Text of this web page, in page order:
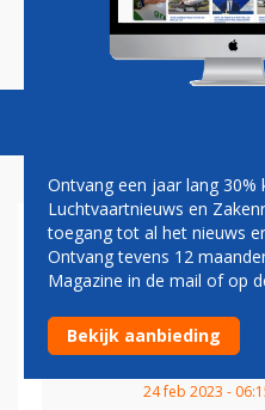
Magazine
TECHNOLOGIE
Boeing
Dreamliner
24 feb 2023 -
Ontvang een jaar lang
Luchtvaartnieuws en
toegang tot al het nieuws
Ontvang tevens 12
Magazine in de mail of op
Bekijk aanbieding